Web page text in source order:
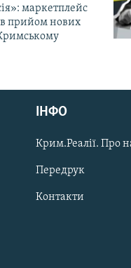
маркетплейс
прийом нових
ІНФО
Крим.Реалії. Про
Передрук
Контакти